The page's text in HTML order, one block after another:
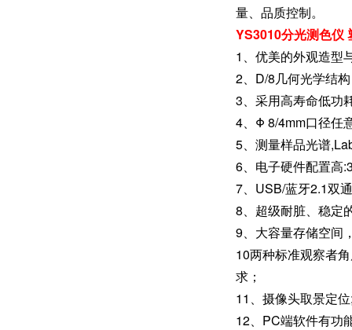
量、品质控制。
YS3010分光测色仪
1、优美的外观造型
2、D/8几何光学结
3、采用高寿命低功
4、Φ 8/4mm口径任
5、测量样品光谱
6、电子硬件配置高
7、USB/蓝牙2.1双
8、超级耐脏、稳定
9、大容量存储空间
10两种标准观察者
求；
11、摄像头取景定
12、PC端软件有功